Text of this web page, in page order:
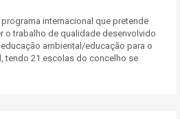
internacional que pretende
o trabalho de qualidade desenvolvido
ambiental/educação para o
tendo 21 escolas do concelho se